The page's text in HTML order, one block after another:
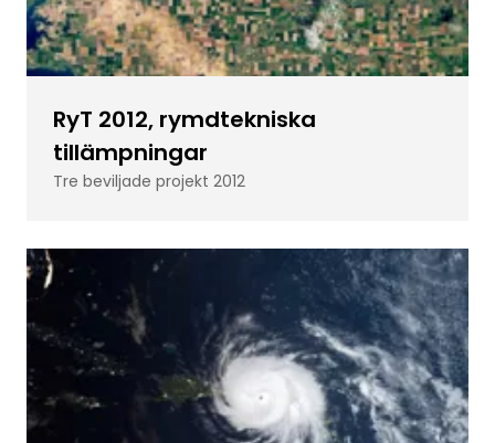
RyT 2012, rymdtekniska
tillämpningar
Tre beviljade projekt 2012